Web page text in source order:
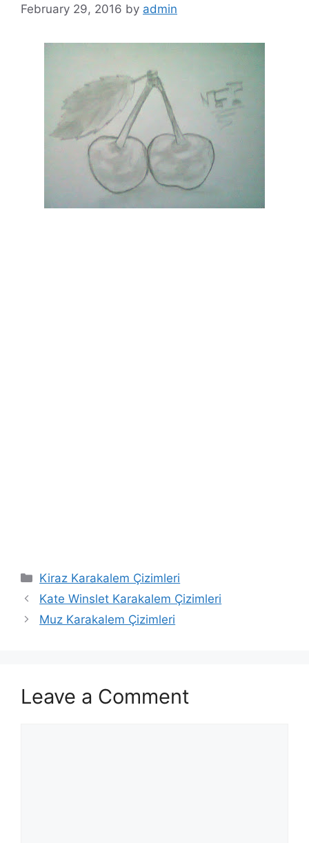
February 29, 2016 by admin
Categories
Kiraz Karakalem Çizimleri
Kate Winslet Karakalem Çizimleri
Muz Karakalem Çizimleri
Leave a Comment